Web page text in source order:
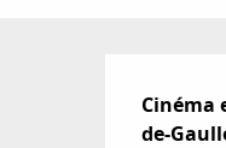
Cinéma
de-